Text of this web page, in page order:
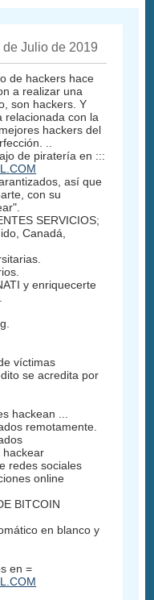
Julio de 2019
de hackers hace
a realizar una
son hackers. Y
relacionada con la
hackers del
..
de piratería en :::
así que
con su
SERVICIOS;
Canadá,
y enriquecerte
víctimas
se acredita por
hackean ...
remotamente.
hackear
redes sociales
online
BITCOIN
en blanco y
en =